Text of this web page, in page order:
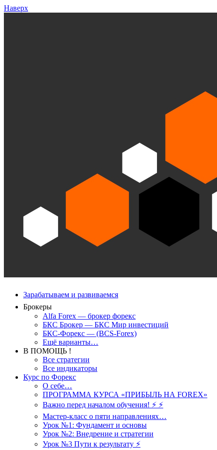
Наверх
Зарабатываем и развиваемся
Брокеры
Alfa Forex — брокер форекс
БКС Брокер — БКС Мир инвестиций
БКС-Форекс — (BCS-Forex)
Ещё варианты…
В ПОМОЩЬ !
Все стратегии
Все индикаторы
Курс по Форекс
О себе…
ПРОГРАММА КУРСА «ПРИБЫЛЬ НА FOREX»
Важно перед началом обучения! ⚡ ⚡
Мастер-класс о пяти направлениях…
Урок №1: Фундамент и основы
Урок №2: Внедрение и стратегии
Урок №3 Пути к результату ⚡️